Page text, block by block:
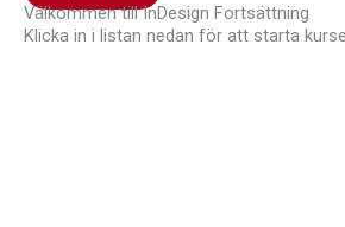
Välkommen till InDesign Fortsättning
Klicka in i listan nedan för att starta